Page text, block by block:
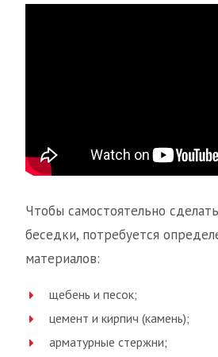
Чтобы самостоятельно
беседки, потребуется
материалов:
щебень и песок;
цемент и кирпич (камень);
арматурные стержни;